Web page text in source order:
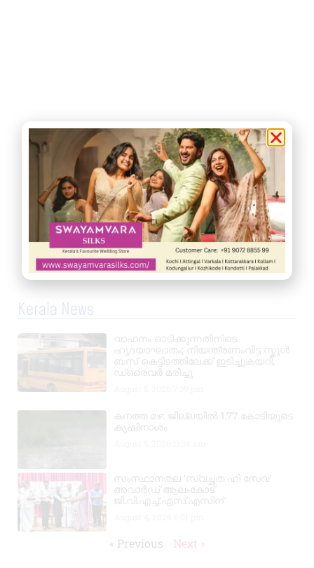
Kerala News
വാഹനം ഓടിക്കുന്നതിനിടെ
ഹൃദയാഘാതം; നിയന്ത്രണംവിട്ട സ്കൂൾ
ബസ് കെട്ടിടത്തിലേക്ക് ഇടിച്ചുകയറി,
ഡ്രൈവർ മരിച്ചു
കനത്ത മഴ: ജില്ലയിൽ 1.77 കോടിയുടെ
കൃഷിനാശം
സംസ്ഥാനതല ‘സ്വച്ഛത ഹി സേവ’
അവാർഡ് ആലംകോട്
ജി.വി.എച്ച്.എസ്.എസിന്
« Previous Next »